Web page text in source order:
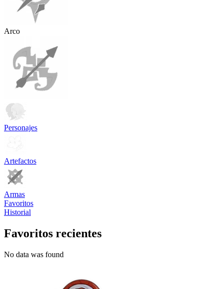
Arco
Personajes
Artefactos
Armas
Favoritos
Historial
Favoritos recientes
No data was found